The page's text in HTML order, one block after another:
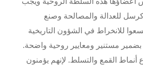
للعدالة والمصالحة وصنع
للانخراط في الشؤون التاريخية
بضمير مستنير ومعايير روحية واضحة.
أنماط القمع والتسلط. لإنهم يؤمنون